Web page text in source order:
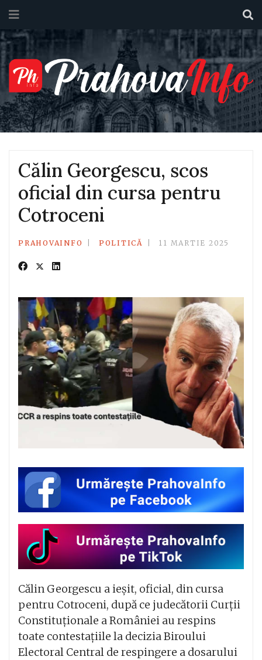
Călin Georgescu, scos
oficial din cursa pentru
Cotroceni
PRAHOVAINFO POLITICĂ 11 MARTIE 2025
Călin Georgescu a ieșit, oficial, din cursa
pentru Cotroceni, după ce judecătorii Curții
Constituționale a României au respins
toate contestațiile la decizia Biroului
Electoral Central de respingere a dosarului